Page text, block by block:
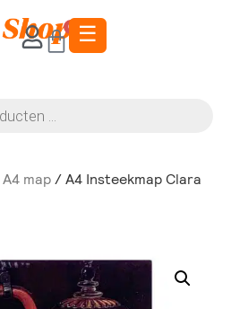
0 ☰
A4 map/ A4 Insteekmap Clara